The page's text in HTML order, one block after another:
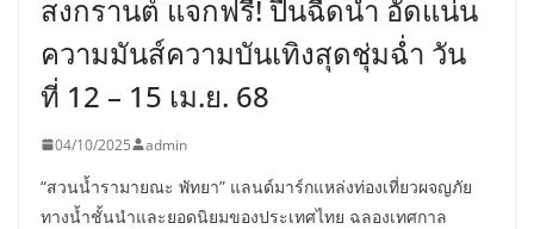
สงกรานต์ แจกฟรี! ปืนฉีดน้ำ อัดแน่น
ความมันส์ความบันเทิงสุดชุ่มฉ่ำ วัน
ที่ 12 – 15 เม.ย. 68
04/10/2025 admin
“สวนน้ำรามายณะ พัทยา” แลนด์มาร์กแหล่งท่องเที่ยวผจญภัย
ทางน้ำชั้นนำและยอดนิยมของประเทศไทย ฉลองเทศกาล